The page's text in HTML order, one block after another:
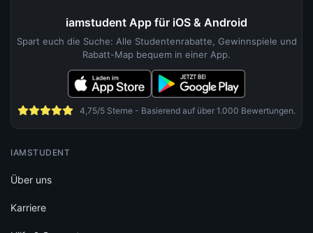
Karriere
Hilfe & Support
Magazin
FÜR STUDENTEN
Studentenrabatte Übersicht
Beliebte Marken